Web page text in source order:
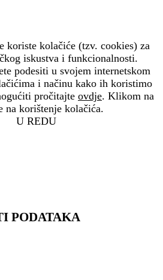
koriste kolačiće (tzv. cookies) za
iskustva i funkcionalnosti.
podesiti u svojem internetskom
i načinu kako ih koristimo
pročitajte ovdje. Klikom na
na korištenje kolačića.
U REDU
PODATAKA